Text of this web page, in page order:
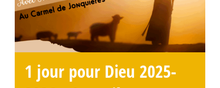
1 jour pour Dieu 2025-